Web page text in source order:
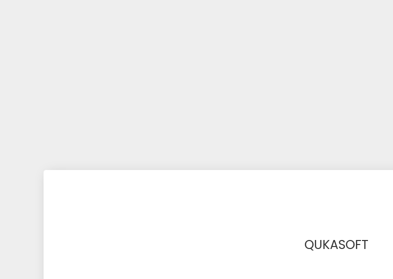
QUKASOFT